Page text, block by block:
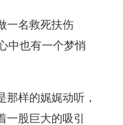
一名救死扶伤
中也有一个梦悄
样的娓娓动听，
股巨大的吸引